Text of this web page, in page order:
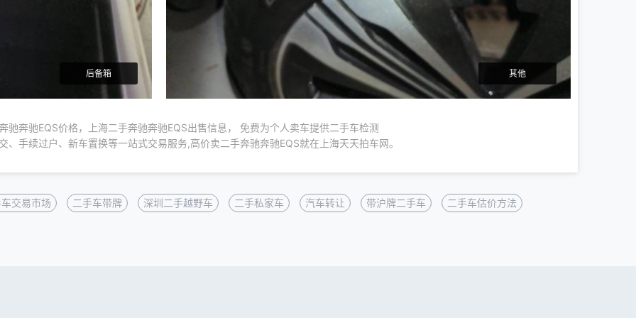
后备箱 其他
驰奔驰EQS价格，上海二手奔驰奔驰EQS出售信息， 免费为个人卖车提供二手车检测
、手续过户、新车置换等一站式交易服务,高价卖二手奔驰奔驰EQS就在上海天天拍车网。
交易市场 二手车带牌 深圳二手越野车 二手私家车 汽车转让 带沪牌二手车 二手车估价方法